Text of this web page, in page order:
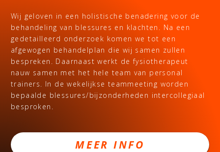
Wij geloven in een holistische benadering voor de
behandeling van blessures en klachten. Na een
gedetailleerd onderzoek komen we tot een
afgewogen behandelplan die wij samen zullen
bespreken. Daarnaast werkt de fysiotherapeut
nauw samen met het hele team van personal
trainers. In de wekelijkse teammeeting worden
bepaalde blessures/bijzonderheden intercollegiaal
besproken.
MEER INFO